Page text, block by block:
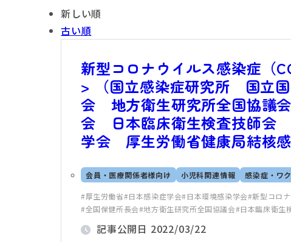
新しい順
古い順
新型コロナウイルス感染症（
> （国立感染症研究所 国立
会 地方衛生研究所全国協議
会 日本臨床衛生検査技師会
学会 厚生労働省健康局結核感
会員・医療関係者様向け 小児科関連情報 感染症・ワ
厚生労働省 日本感染症学会 日本環境感染学会 新型コロ
全国保健所長会 地方衛生研究所全国協議会 日本臨床衛生
記事公開日 2022/03/22